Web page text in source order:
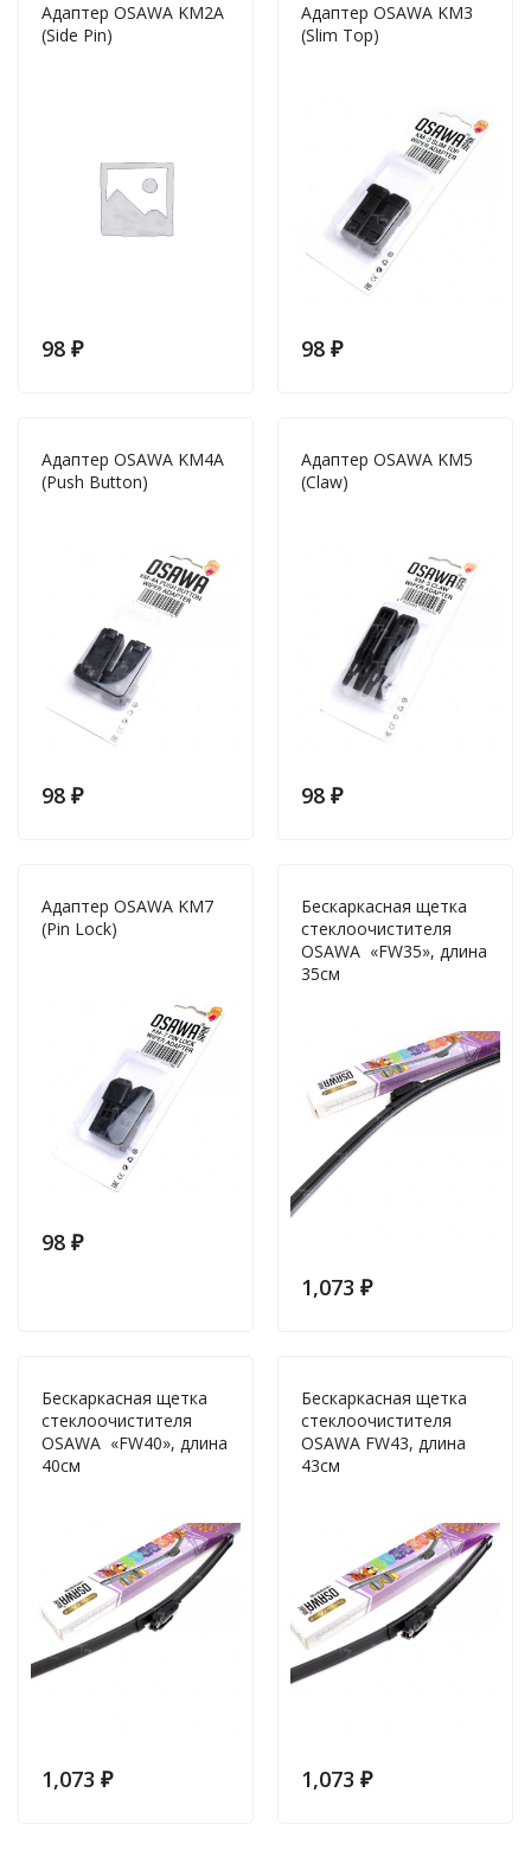
Адаптер OSAWA KM2A
(Side Pin)
98 ₽
Адаптер OSAWA KM3
(Slim Top)
98 ₽
Адаптер OSAWA KM4A
(Push Button)
98 ₽
Адаптер OSAWA KM5
(Claw)
98 ₽
Адаптер OSAWA KM7
(Pin Lock)
98 ₽
Бескаркасная щетка
стеклоочистителя
OSAWA «FW35», длина
35см
1,073 ₽
Бескаркасная щетка
стеклоочистителя
OSAWA «FW40», длина
40см
1,073 ₽
Бескаркасная щетка
стеклоочистителя
OSAWA FW43, длина
43см
1,073 ₽